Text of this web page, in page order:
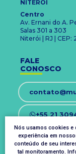
NITERÓI
Centro
Av. Ernani do A.
Salas 301 a 303
Niterói | RJ |
FALE
CONOSCO
+55 21
OUVIDORIA
Nós usamos cookies e
experiência em
conteúdo de seu
tal monitoramento.